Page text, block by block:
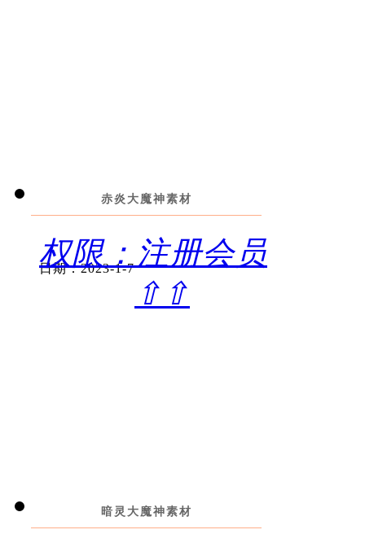
赤炎大魔神素材
权限：注册会员
⇧⇧
日期：2023-1-7
暗灵大魔神素材